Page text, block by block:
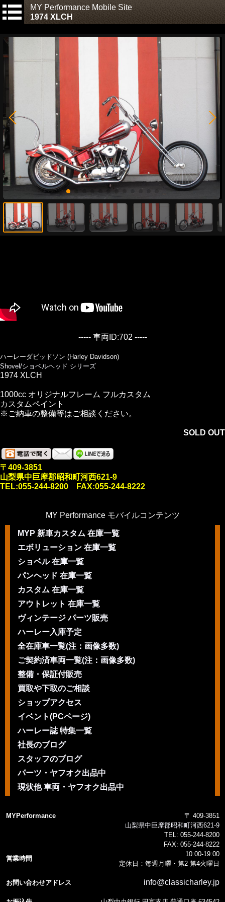
MY Performance Mobile Site
1974 XLCH
----- 車両ID:702 -----
ハーレーダビッドソン (Harley Davidson)
Shovel/ショベルヘッド シリーズ
1974 XLCH
1000cc オリジナルフレーム フルカスタム
カスタムペイント
※ご納車の整備等はご相談ください。
SOLD OUT
〒409-3851
山梨県中巨摩郡昭和町河西621-9
TEL:055-244-8200 FAX:055-244-8222
MY Performance モバイルコンテンツ
MYP 新車カスタム 在庫一覧
エボリューション 在庫一覧
ショベル 在庫一覧
パンヘッド 在庫一覧
カスタム 在庫一覧
アウトレット 在庫一覧
ヴィンテージ パーツ販売
ハーレー入庫予定
全在庫車一覧(注：画像多数)
ご契約済車両一覧(注：画像多数)
整備・保証付販売
買取や下取のご相談
ショップアクセス
イベント(PCページ)
ハーレー誌 特集一覧
社長のブログ
スタッフのブログ
パーツ・ヤフオク出品中
現状他 車両・ヤフオク出品中
MYPerformance
〒 409-3851
山梨県中巨摩郡昭和町河西621-9
TEL: 055-244-8200
FAX: 055-244-8222
営業時間
10:00-19:00
定休日：毎週月曜・第2 第4火曜日
お問い合わせアドレス info@classicharley.jp